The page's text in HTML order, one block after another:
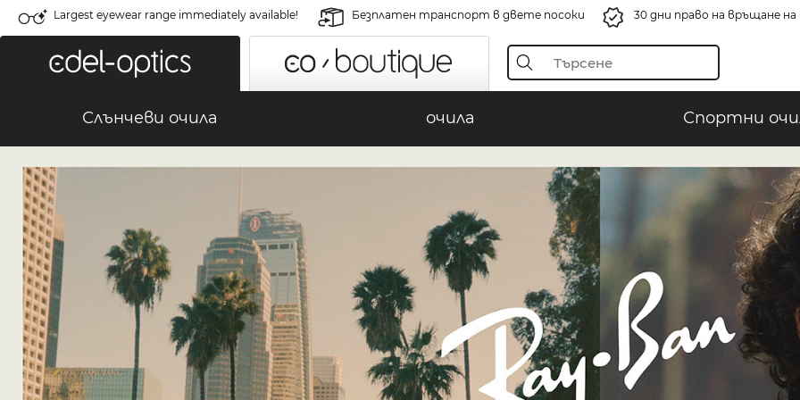
Largest eyewear range immediately available! Безплатен транспорт в двете посоки 30 дни право на връщане
Слънчеви очила очила Спортни